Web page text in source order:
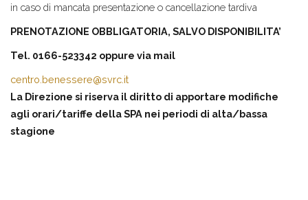
in caso di mancata presentazione o cancellazione tardiva
PRENOTAZIONE OBBLIGATORIA, SALVO DISPONIBILITA’
Tel. 0166-523342 oppure via mail
centro.benessere@svrc.it
La Direzione si riserva il diritto di apportare modifiche
agli orari/tariffe della SPA nei periodi di alta/bassa
stagione